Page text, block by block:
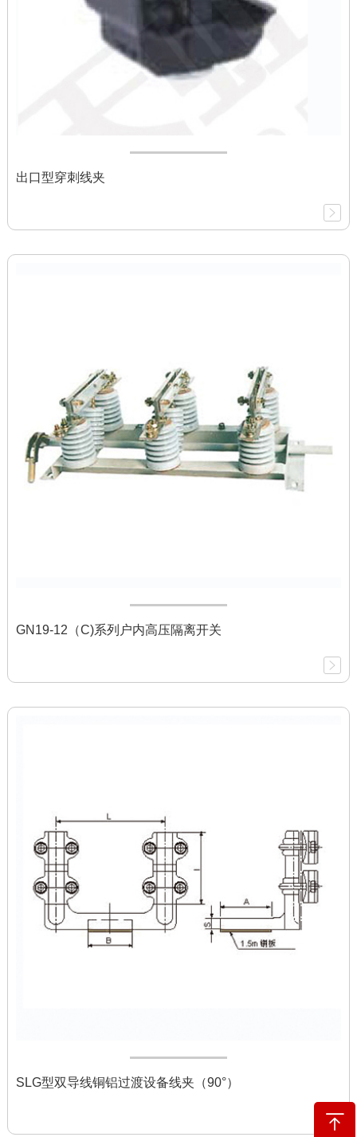
出口型穿刺线夹
GN19-12（C)系列户内高压隔离开关
SLG型双导线铜铝过渡设备线夹（90°）